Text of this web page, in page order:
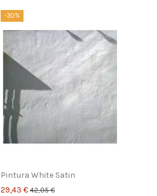
-30%
Pintura White Satin
29,43 €42,05 €